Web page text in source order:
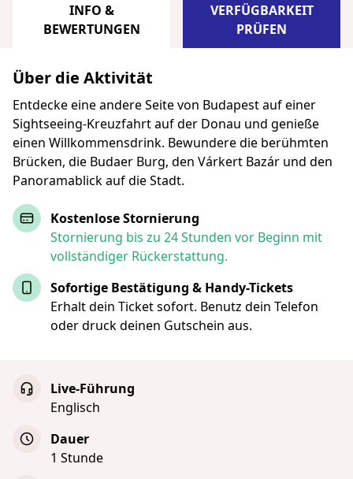
INFO &
BEWERTUNGEN
VERFÜGBARKEIT
PRÜFEN
Über die Aktivität
Entdecke eine andere Seite von Budapest auf einer
Sightseeing-Kreuzfahrt auf der Donau und genieße
einen Willkommensdrink. Bewundere die berühmten
Brücken, die Budaer Burg, den Várkert Bazár und den
Panoramablick auf die Stadt.
Kostenlose Stornierung
Stornierung bis zu 24 Stunden vor Beginn mit
vollständiger Rückerstattung.
Sofortige Bestätigung & Handy-Tickets
Erhalt dein Ticket sofort. Benutz dein Telefon
oder druck deinen Gutschein aus.
Live-Führung
Englisch
Dauer
1 Stunde